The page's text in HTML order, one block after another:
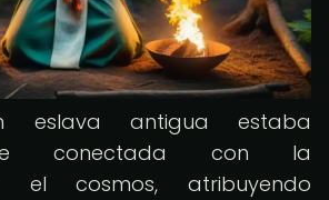
eslava antigua estaba
conectada con la
el cosmos, atribuyendo